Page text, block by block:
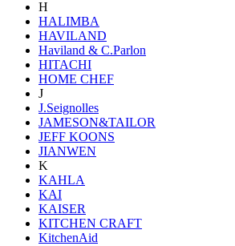
H
HALIMBA
HAVILAND
Haviland & C.Parlon
HITACHI
HOME CHEF
J
J.Seignolles
JAMESON&TAILOR
JEFF KOONS
JIANWEN
K
KAHLA
KAI
KAISER
KITCHEN CRAFT
KitchenAid